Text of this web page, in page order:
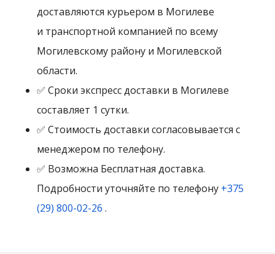
доставляются курьером в Могилеве
и транспортной компанией по всему
Могилевскому району и Могилевской
области.
✅ Сроки экспресс доставки в Могилеве
составляет 1 сутки.
✅ Стоимость доставки согласовывается с
менеджером по телефону.
✅ Возможна Бесплатная доставка.
Подробности уточняйте по телефону +375
(29) 800-02-26 .